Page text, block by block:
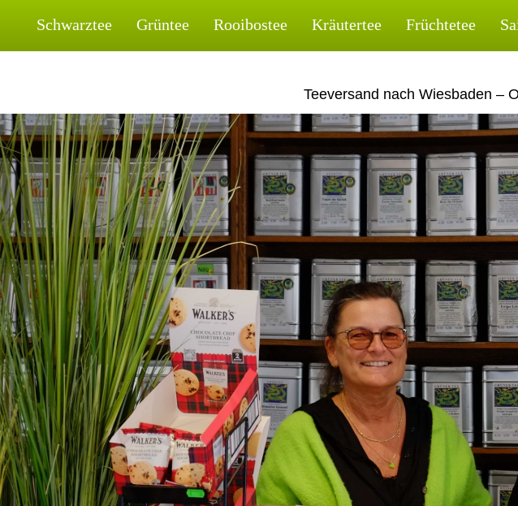
content
Schwarztee Grüntee Rooibostee Kräutertee Früchtetee
Teeversand nach Wiesbaden –